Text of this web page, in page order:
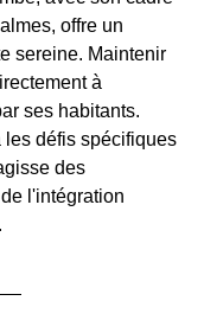
offre un
sereine. Maintenir
à
ses habitants.
les défis spécifiques
des
l'intégration